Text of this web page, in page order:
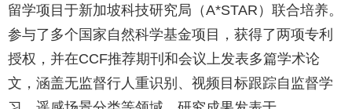
留学项目于新加坡科技研究局（A*STAR）联合培养。
参与了多个国家自然科学基金项目，获得了两项专利
授权，并在CCF推荐期刊和会议上发表多篇学术论
文，涵盖无监督行人重识别、视频目标跟踪自监督学